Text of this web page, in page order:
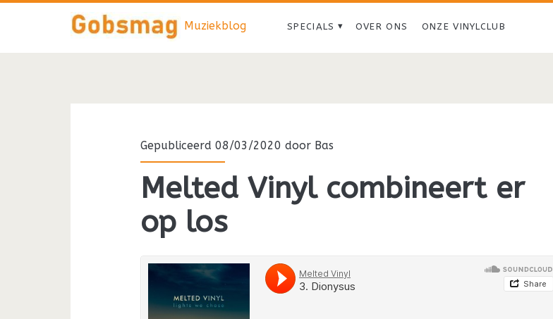
Muziekblog SPECIALS OVER ONS ONZE VINYLCLUB
Gepubliceerd 08/03/2020 door Bas
Melted Vinyl combineert er
op los